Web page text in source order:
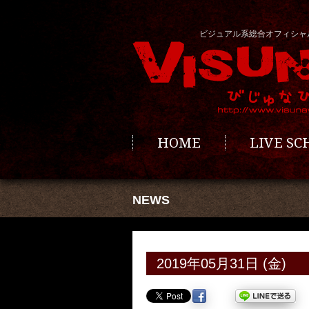
ビジュアル系総合オフィシ
HOME LIVE
NEWS
2019年05月31日 (金)